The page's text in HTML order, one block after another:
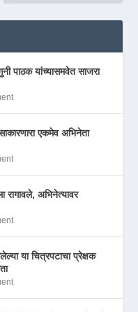
पाठक यांच्यासमवेत साजरा
एकमेव अभिनेता
रागावले, अभिनेत्यावर
या चित्रपटाचा प्रेक्षक